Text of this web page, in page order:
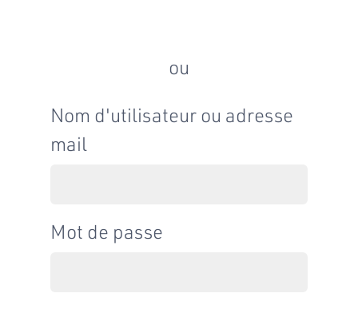
ou
Nom d'utilisateur ou adresse
mail
Mot de passe